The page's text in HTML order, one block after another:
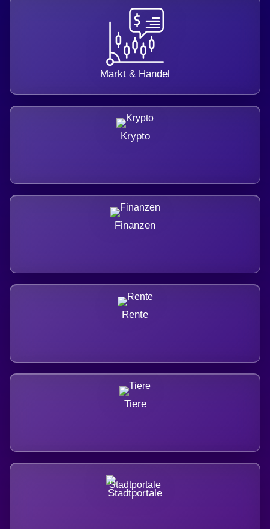
Markt & Handel
Krypto
Finanzen
Rente
Tiere
Stadtportale